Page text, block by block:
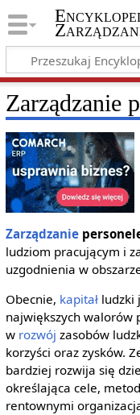
Zarządzanie
Zarządzanie
ludziom pracującym i
uzgodnienia w
Obecnie, kapitałludzki
największych walorów
w rozwój zasobów
korzyści oraz zysków.
bardziej rozwija się
określająca cele,
rentownymi